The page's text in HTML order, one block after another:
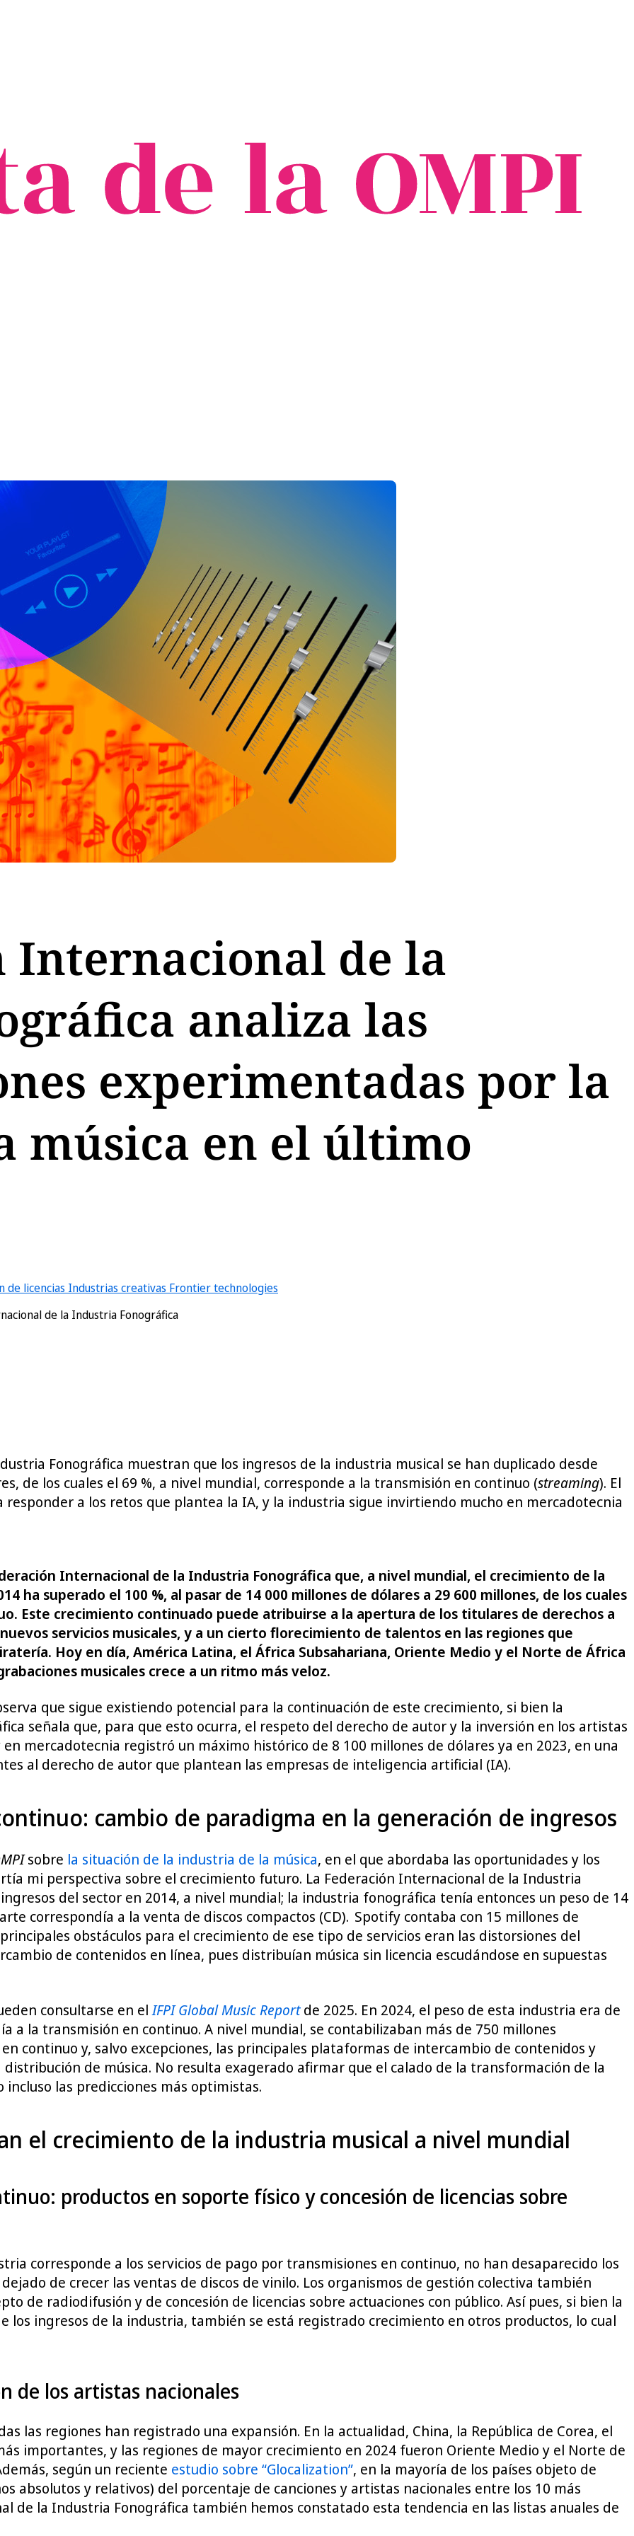
Internacional de la
analiza las
experimentadas por la
música en el último
de licencias Industrias creativas Frontier technologies
de la Industria Fonográfica
Fonográfica muestran que los ingresos de la industria musical se han duplicado desde
de los cuales el 69 %, a nivel mundial, corresponde a la transmisión en continuo (streaming). El
a los retos que plantea la IA, y la industria sigue invirtiendo mucho en mercadotecnia
Internacional de la Industria Fonográfica que, a nivel mundial, el crecimiento de la
ha superado el 100 %, al pasar de 14 000 millones de dólares a 29 600 millones, de los cuales
Este crecimiento continuado puede atribuirse a la apertura de los titulares de derechos a
servicios musicales, y a un cierto florecimiento de talentos en las regiones que
Hoy en día, América Latina, el África Subsahariana, Oriente Medio y el Norte de África
musicales crece a un ritmo más veloz.
que sigue existiendo potencial para la continuación de este crecimiento, si bien la
señala que, para que esto ocurra, el respeto del derecho de autor y la inversión en los artistas
mercadotecnia registró un máximo histórico de 8 100 millones de dólares ya en 2023, en una
al derecho de autor que plantean las empresas de inteligencia artificial (IA).
cambio de paradigma en la generación de ingresos
sobre la situación de la industria de la música, en el que abordaba las oportunidades y los
mi perspectiva sobre el crecimiento futuro. La Federación Internacional de la Industria
del sector en 2014, a nivel mundial; la industria fonográfica tenía entonces un peso de 14
correspondía a la venta de discos compactos (CD). Spotify contaba con 15 millones de
obstáculos para el crecimiento de ese tipo de servicios eran las distorsiones del
de contenidos en línea, pues distribuían música sin licencia escudándose en supuestas
consultarse en elIFPI Global Music Report de 2025. En 2024, el peso de esta industria era de
a la transmisión en continuo. A nivel mundial, se contabilizaban más de 750 millones
continuo y, salvo excepciones, las principales plataformas de intercambio de contenidos y
de música. No resulta exagerado afirmar que el calado de la transformación de la
las predicciones más optimistas.
el crecimiento de la industria musical a nivel mundial
productos en soporte físico y concesión de licencias sobre
corresponde a los servicios de pago por transmisiones en continuo, no han desaparecido los
de crecer las ventas de discos de vinilo. Los organismos de gestión colectiva también
de radiodifusión y de concesión de licencias sobre actuaciones con público. Así pues, si bien la
ingresos de la industria, también se está registrado crecimiento en otros productos, lo cual
de los artistas nacionales
las regiones han registrado una expansión. En la actualidad, China, la República de Corea, el
importantes, y las regiones de mayor crecimiento en 2024 fueron Oriente Medio y el Norte de
según un reciente estudio sobre “Glocalization”, en la mayoría de los países objeto de
absolutos y relativos) del porcentaje de canciones y artistas nacionales entre los 10 más
de la Industria Fonográfica también hemos constatado esta tendencia en las listas anuales de